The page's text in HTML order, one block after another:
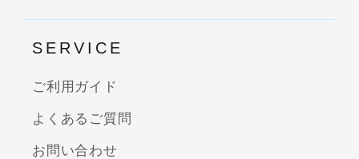
SERVICE
ご利用ガイド
よくあるご質問
お問い合わせ